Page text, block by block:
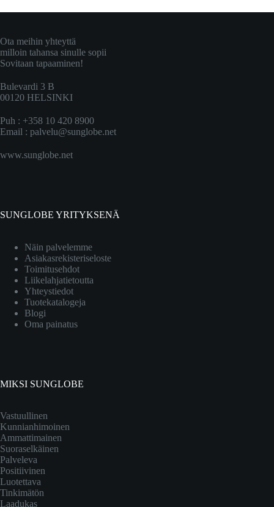
Ota meihin yhteyttä
milloin tahansa sinulle sopii
Sovitaan tapaaminen!
Bulevardi 3 B
00120 HELSINKI
Puh : +358 10 420 8900
Email : palvelu@sunglobe.net
www.sunglobe.net
SUNGLOBE YRITYKSENÄ
Näin palvelemme
Asiakasrekisteriseloste
Toimitusehdot
Liikelahjatietoutta
Yhteystiedot
Tuotekatalogeja
Blogi
Oma painatus
MIKSI SUNGLOBE
Vastuullinen
Kunnianhimoinen
Ammattimainen
Suoraselkäinen
Palveleva
Positiivinen
Luotettava
Tinkimätön
Laadukas